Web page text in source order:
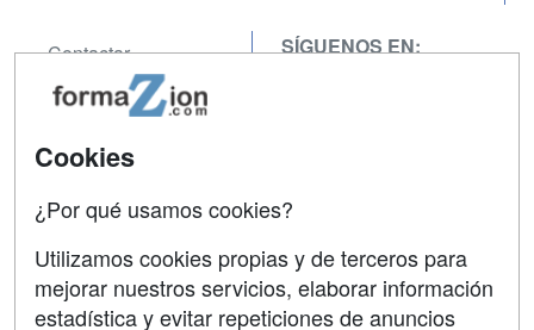
Contactar
Confidencialidad
Aviso legal
SÍGUENOS EN:
Grupo formazion:
Cookies
¿Por qué usamos cookies?
Utilizamos cookies propias y de terceros para
mejorar nuestros servicios, elaborar información
estadística y evitar repeticiones de anuncios